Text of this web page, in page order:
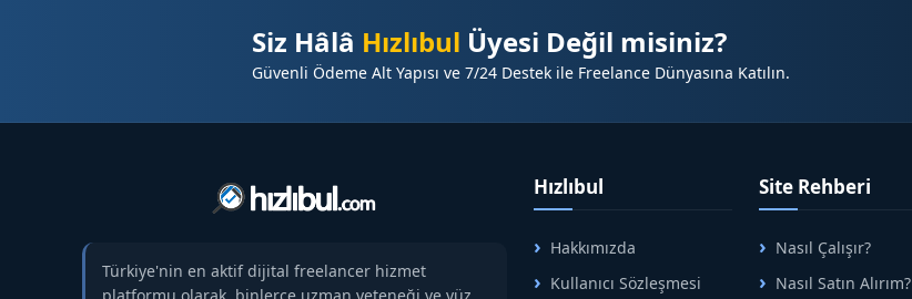
Siz Hâlâ Hızlıbul Üyesi Değil misiniz?
Güvenli Ödeme Alt Yapısı ve 7/24 Destek ile Freelance Dünyasına Katılın.
Türkiye'nin en aktif dijital freelancer hizmet
Hızlıbul
Hakkımızda
Kullanıcı Sözleşmesi
Site Rehberi
Nasıl Çalışır?
Nasıl Satın Alırım?